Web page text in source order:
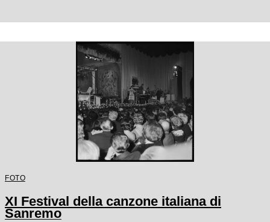
FOTO
XI Festival della canzone italiana di
Sanremo